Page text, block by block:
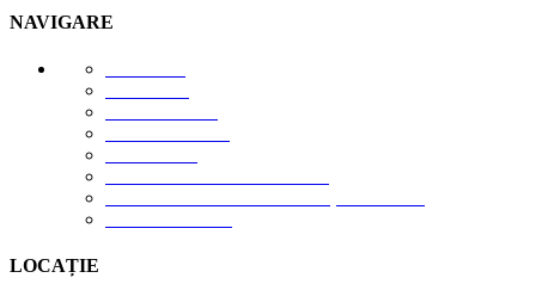
NAVIGARE
LOCAȚIE